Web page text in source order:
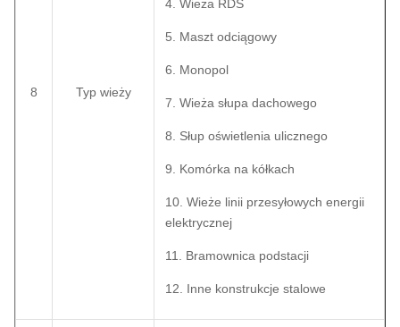
8 Typ wieży
4. Wieża RDS
5. Maszt odciągowy
6. Monopol
7. Wieża słupa dachowego
8. Słup oświetlenia ulicznego
9. Komórka na kółkach
10. Wieże linii przesyłowych energii
elektrycznej
11. Bramownica podstacji
12. Inne konstrukcje stalowe